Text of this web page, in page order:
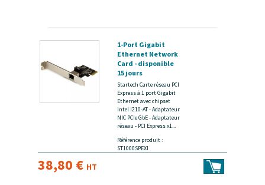
1-Port Gigabit
Ethernet Network
Card - disponible
15 jours
Startech Carte réseau PCI
Express à 1 port Gigabit
Ethernet avec chipset
Intel I210-AT - Adaptateur
NIC PCIe GbE - Adaptateur
réseau - PCI Express x1...
Référence produit :
ST1000SPEXI
38,80 € HT